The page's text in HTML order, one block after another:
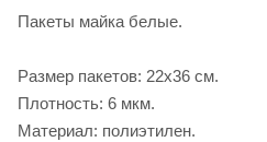
Пакеты майка белые.
Размер пакетов: 22х36 см.
Плотность: 6 мкм.
Материал: полиэтилен.